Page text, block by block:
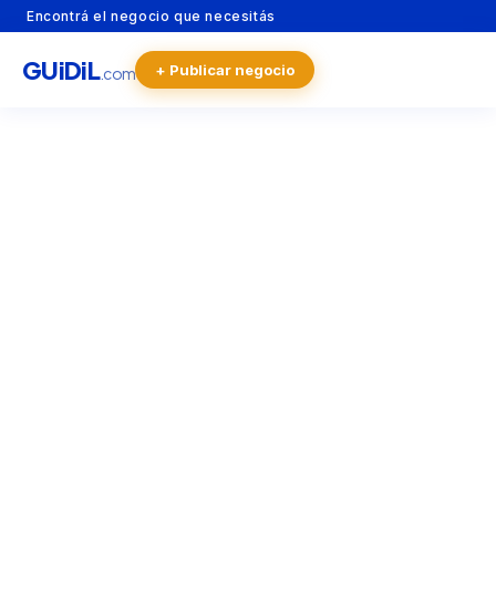
Encontrá el negocio que necesitás
GUiDiL.com + Publicar negocio